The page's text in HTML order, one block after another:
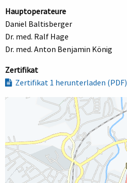
Hauptoperateure
Daniel Baltisberger
Dr. med. Ralf Hage
Dr. med. Anton Benjamin König
Zertifikat
Zertifikat 1 herunterladen (PDF)